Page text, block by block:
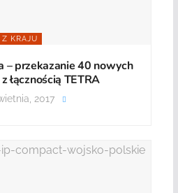
Z KRAJU
– przekazanie 40 nowych
łącznością TETRA
2017